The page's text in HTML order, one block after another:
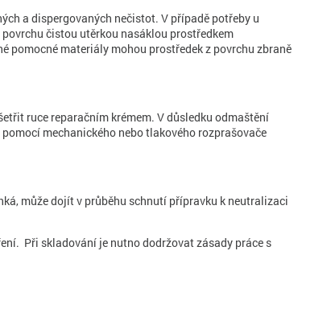
a dispergovaných nečistot. V případě potřeby u
čistou utěrkou nasáklou prostředkem
pomocné materiály mohou prostředek z povrchu zbraně
ruce reparačním krémem. V důsledku odmaštění
mechanického nebo tlakového rozprašovače
může dojít v průběhu schnutí přípravku k neutralizaci
Při skladování je nutno dodržovat zásady práce s